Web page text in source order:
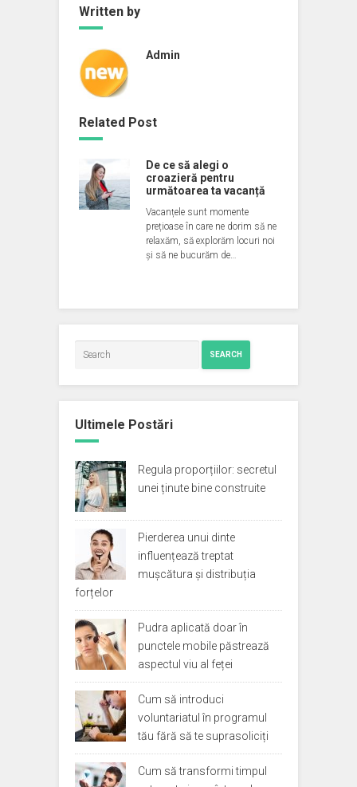
Written by
Admin
Related Post
De ce să alegi o
croazieră pentru
următoarea ta vacanță
Vacanțele sunt momente
prețioase în care ne dorim să ne
relaxăm, să explorăm locuri noi
și să ne bucurăm de…
SEARCH
Ultimele Postări
Regula proporțiilor: secretul
unei ținute bine construite
Pierderea unui dinte
influențează treptat
mușcătura și distribuția
forțelor
Pudra aplicată doar în
punctele mobile păstrează
aspectul viu al feței
Cum să introduci
voluntariatul în programul
tău fără să te suprasoliciți
Cum să transformi timpul